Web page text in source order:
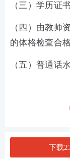
（三）学历证
（四）由教师
的体格检查合
（五）普通话
求及认定要求
下载